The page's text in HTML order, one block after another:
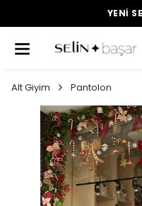
YENI
Alt Giyim Pantolon